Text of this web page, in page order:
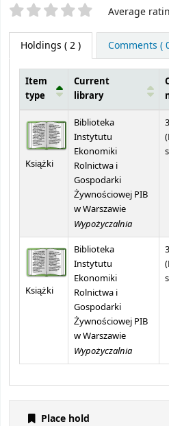
Star ratings Average
Holdings ( 2 ) Comments (
Item
type
Current
library
Książki
Biblioteka
Instytutu
Ekonomiki
Rolnictwa i
Gospodarki
Żywnościowej PIB
w Warszawie
Wypożyczalnia
(
Książki
Biblioteka
Instytutu
Ekonomiki
Rolnictwa i
Gospodarki
Żywnościowej PIB
w Warszawie
Wypożyczalnia
(
Place hold